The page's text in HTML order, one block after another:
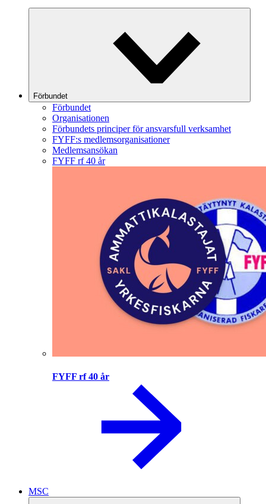
Förbundet
Förbundet
Organisationen
Förbundets principer för ansvarsfull verksamhet
FYFF:s medlemsorganisationer
Medlemsansökan
FYFF rf 40 år
FYFF rf 40 år
MSC